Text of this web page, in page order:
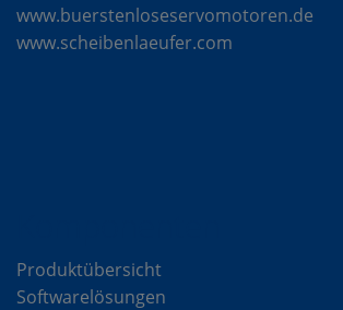
www.buerstenloseservomotoren.de
www.scheibenlaeufer.com
Produktübersicht
Softwarelösungen